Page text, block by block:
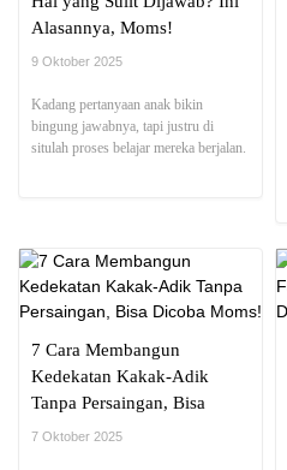
Alasannya, Moms!
9 Oktober 2025
Kadang pertanyaan anak bikin
bingung jawabnya, tapi justru di
situlah proses belajar mereka berjalan.
7 Cara Membangun
Kedekatan Kakak-Adik
Tanpa Persaingan, Bisa
Dicoba Moms!
7 Oktober 2025